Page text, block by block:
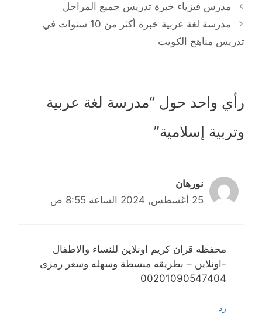
مدرس فيزياء خبرة تدريس جميع المراحل
مدرسة لغة عربية خبرة أكثر من 10 سنوات في
تدريس مناهج الكويت
رأي واحد حول “مدرسة لغة عربية
وتربية إسلامية”
نورهان
25 أغسطس, 2024 الساعة 8:55 ص
محفظه قران كريم اونلاين للنساء والاطفال
-اونلاين – بطريقه مبسطة وسهله وسعر رمزى
00201090547404
رد